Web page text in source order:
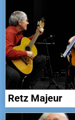
Retz Majeur